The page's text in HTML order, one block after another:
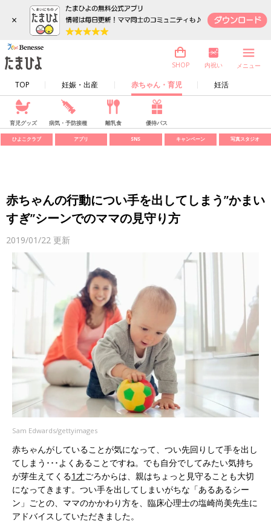
×
TOP 妊娠・出産 赤ちゃん・育児 妊活
SHOP 内祝い メニュー
育児グッズ 病気・予防接種 離乳食 優待パス
ひよこクラブ アプリ SNS キャンペーン 写真スタジオ
赤ちゃんの行動につい手を出してしまう”かまい
すぎ”シーンでのママの見守り方
2019/01/22 更新
Sam Edwards/gettyimages
赤ちゃんがしていることが気になって、つい先回りして手を出し
てしまう･･･よくあることですね。でも自分でしてみたい気持ち
が芽生えてくる1才ごろからは、親はちょっと見守ることも大切
になってきます。つい手を出してしまいがちな「あるあるシー
ン」ごとの、ママのかかわり方を、臨床心理士の塩崎尚美先生に
アドバイスしていただきました。